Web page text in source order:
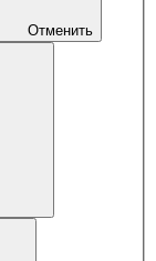
Отменить